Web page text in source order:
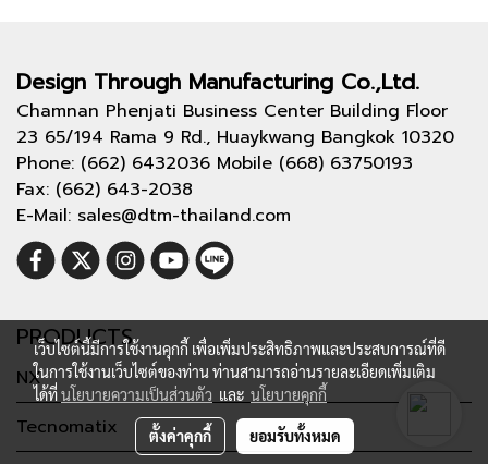
Design Through Manufacturing Co.,Ltd.
Chamnan Phenjati Business Center Building Floor
23 65/194 Rama 9 Rd., Huaykwang Bangkok 10320
Phone: (662) 6432036 Mobile (668) 63750193
Fax: (662) 643-2038
E-Mail: sales@dtm-thailand.com
PRODUCTS
NX
Tecnomatix
เว็บไซต์นี้มีการใช้งานคุกกี้ เพื่อเพิ่มประสิทธิภาพและประสบการณ์ที่ดี
ในการใช้งานเว็บไซต์ของท่าน ท่านสามารถอ่านรายละเอียดเพิ่มเติม
ได้ที่นโยบายความเป็นส่วนตัว และ นโยบายคุกกี้
ตั้งค่าคุกกี้ ยอมรับทั้งหมด